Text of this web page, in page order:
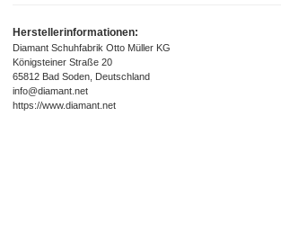
Herstellerinformationen:
Diamant Schuhfabrik Otto Müller KG
Königsteiner Straße 20
65812 Bad Soden, Deutschland
info@diamant.net
https://www.diamant.net